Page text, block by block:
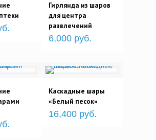
Гирлянда из шаров
для центра
развлечений
6,000 руб.
Каскадные шары
«Белый песок»
16,400 руб.